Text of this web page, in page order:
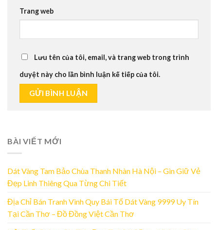
Trang web
Lưu tên của tôi, email, và trang web trong trình
duyệt này cho lần bình luận kế tiếp của tôi.
BÀI VIẾT MỚI
Dát Vàng Tam Bảo Chùa Thanh Nhàn Hà Nội – Gìn Giữ Vẻ
Đẹp Linh Thiêng Qua Từng Chi Tiết
Địa Chỉ Bán Tranh Vinh Quy Bái Tổ Dát Vàng 9999 Uy Tín
Tại Cần Thơ – Đồ Đồng Việt Cần Thơ